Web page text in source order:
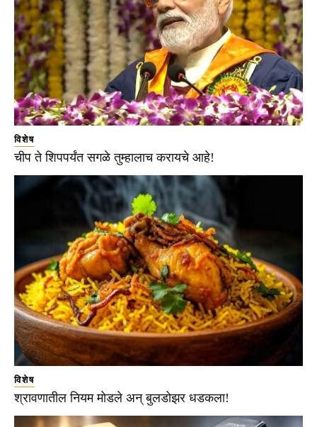
विशेष
चीप ते शिपपर्यंत सगळे तुम्हालाच करायचे आहे!
विशेष
श्रावणातील नियम मोडले अन् बुलडोझर धडकला!